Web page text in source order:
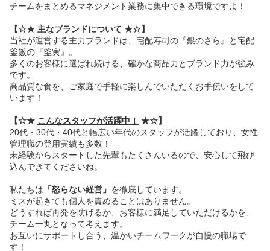
チームをまとめるマネジメント業務に集中できる環境ですよ！
【☆★ 主なブランドについて ★☆】
当社が運営する主力ブランドは、宅配寿司の『銀のさら』と宅配
釜飯の『釜寅』。
多くのお客様に選ばれ続ける、確かな商品力とブランド力が強み
です。
高品質な食を、ご家庭で手軽に楽しんでいただくお手伝いをして
います！
【☆★ こんなスタッフが活躍中！ ★☆】
20代・30代・40代と幅広い年代のスタッフが活躍しており、女性
管理職の登用実績も多数！
未経験からスタートした先輩もたくさんいるので、安心して飛び
込んできてくださいね。
私たちは 「怒らない経営」 を徹底しています。
ミスが起きても個人を責めることはありません。
どうすれば再発を防げるか、お客様に満足していただけるかを、
チーム一丸となって考えます。
お互いにサポートし合う、温かいチームワークが自慢の職場で
す！